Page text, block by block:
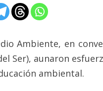
Ambiente, en
Ser), aunaron
ambiental.